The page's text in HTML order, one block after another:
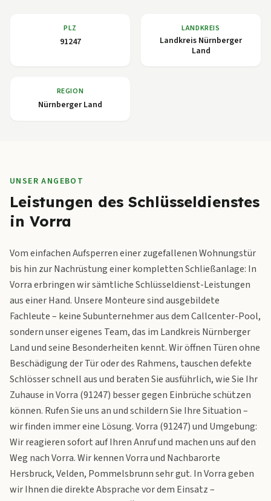
PLZ
91247
LANDKREIS
Landkreis Nürnberger
Land
REGION
Nürnberger Land
UNSER ANGEBOT
Leistungen des Schlüsseldienstes
in Vorra
Vom einfachen Aufsperren einer zugefallenen Wohnungstür
bis hin zur Nachrüstung einer kompletten Schließanlage: In
Vorra erbringen wir sämtliche Schlüsseldienst-Leistungen
aus einer Hand. Unsere Monteure sind ausgebildete
Fachleute – keine Subunternehmer aus dem Callcenter-Pool,
sondern unser eigenes Team, das im Landkreis Nürnberger
Land und seine Besonderheiten kennt. Wir öffnen Türen ohne
Beschädigung der Tür oder des Rahmens, tauschen defekte
Schlösser schnell aus und beraten Sie ausführlich, wie Sie Ihr
Zuhause in Vorra (91247) besser gegen Einbrüche schützen
können. Rufen Sie uns an und schildern Sie Ihre Situation –
wir finden immer eine Lösung. Vorra (91247) und Umgebung:
Wir reagieren sofort auf Ihren Anruf und machen uns auf den
Weg nach Vorra. Wir kennen Vorra und Nachbarorte
Hersbruck, Velden, Pommelsbrunn sehr gut. In Vorra geben
wir Ihnen die direkte Absprache vor dem Einsatz –